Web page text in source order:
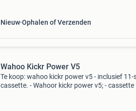
Nieuw Ophalen of Verzenden
Wahoo Kickr Power V5
Te koop: wahoo kickr power v5 - inclusief 11-
cassette. - Wahoor kickr power v5; - cassette